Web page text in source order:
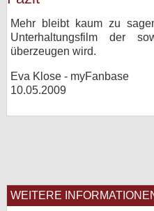
Mehr bleibt kaum zu
Unterhaltungsfilm der
überzeugen wird.
Eva Klose - myFanbase
10.05.2009
WEITERE